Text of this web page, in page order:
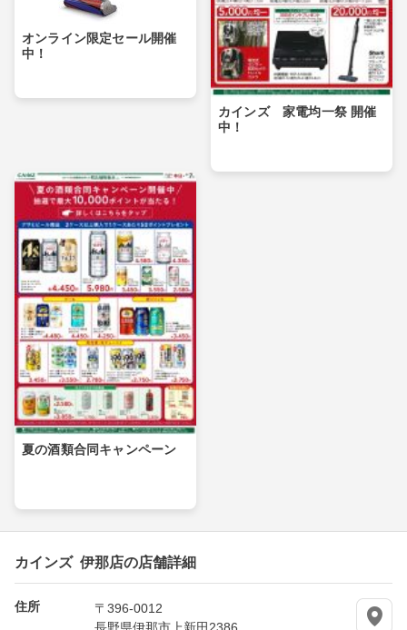
オンライン限定セール開催
中！
カインズ 家電均一祭 開催
中！
夏の酒類合同キャンペーン
カインズ 伊那店の店舗詳細
住所
〒396-0012
長野県伊那市上新田2386